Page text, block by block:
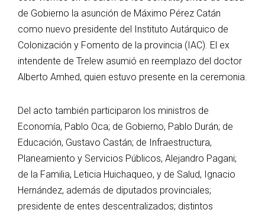
de Gobierno la asunción de Máximo Pérez Catán
como nuevo presidente del Instituto Autárquico de
Colonización y Fomento de la provincia (IAC). El ex
intendente de Trelew asumió en reemplazo del doctor
Alberto Amhed, quien estuvo presente en la ceremonia.
Del acto también participaron los ministros de
Economía, Pablo Oca; de Gobierno, Pablo Durán; de
Educación, Gustavo Castán; de Infraestructura,
Planeamiento y Servicios Públicos, Alejandro Pagani;
de la Familia, Leticia Huichaqueo, y de Salud, Ignacio
Hernández, además de diputados provinciales;
presidente de entes descentralizados; distintos